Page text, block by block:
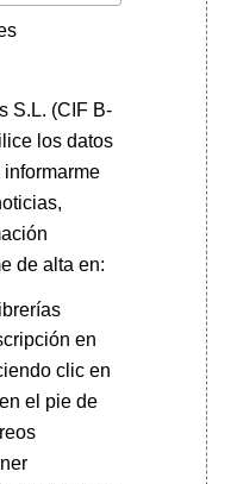
S.L. (CIF B-
los datos
de alta en:
en
clic en
el pie de